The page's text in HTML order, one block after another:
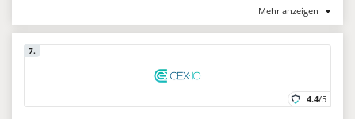
Mehr anzeigen
7.
4.4/5